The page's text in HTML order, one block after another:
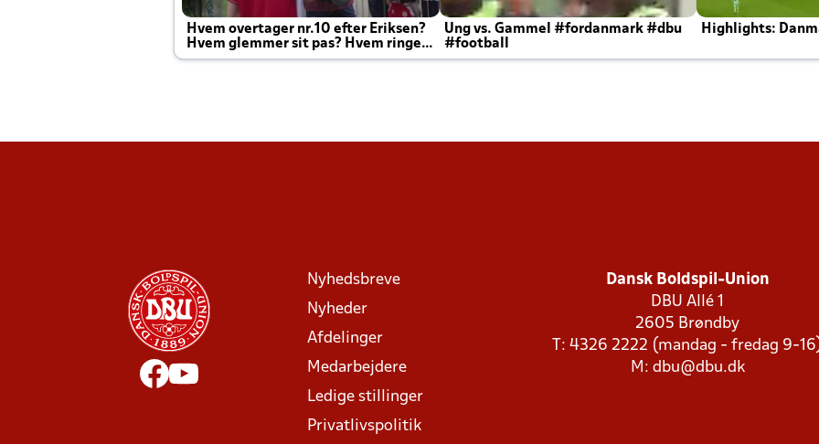
Hvem overtager nr.10 efter Eriksen?
Hvem glemmer sit pas? Hvem ringer
Joachim altid til efter kampe?
Ung vs. Gammel #fordanmark #dbu
#football
Highlights:
Nyhedsbreve
Nyheder
Afdelinger
Medarbejdere
Ledige stillinger
Privatlivspolitik
Dansk Boldspil-Union
DBU Allé 1
2605 Brøndby
T: 4326 2222 (mandag - fredag 9-
M: dbu@dbu.dk